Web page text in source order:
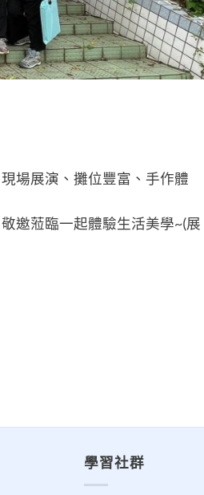
場展演、攤位豐富、手作體
邀蒞臨一起體驗生活美學~(展
學習社群